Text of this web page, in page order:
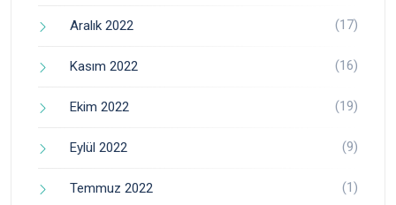
Aralık 2022 (17)
Kasım 2022 (16)
Ekim 2022 (19)
Eylül 2022 (9)
Temmuz 2022 (1)